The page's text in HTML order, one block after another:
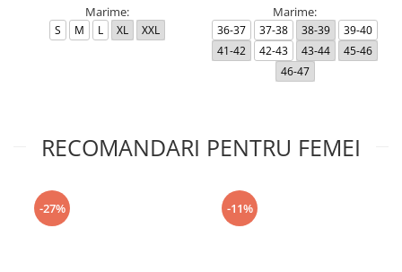
Marime:
S M L XL XXL
Marime:
36-37 37-38 38-39
39-40
41-42
42-43 43-44
45-46
46-47
RECOMANDARI PENTRU FEMEI
-27% -11%